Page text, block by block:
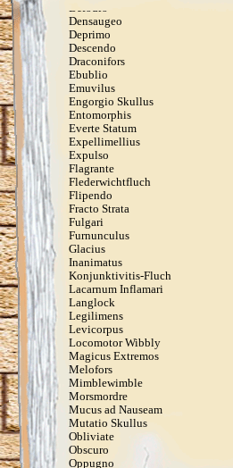
Defodio
Densaugeo
Deprimo
Descendo
Draconifors
Ebublio
Emuvilus
Engorgio Skullus
Entomorphis
Everte Statum
Expellimellius
Expulso
Flagrante
Flederwichtfluch
Flipendo
Fracto Strata
Fulgari
Furnunculus
Glacius
Inanimatus
Konjunktivitis-Fluch
Lacarnum Inflamari
Langlock
Legilimens
Levicorpus
Locomotor Wibbly
Magicus Extremos
Melofors
Mimblewimble
Morsmordre
Mucus ad Nauseam
Mutatio Skullus
Obliviate
Obscuro
Oppugno